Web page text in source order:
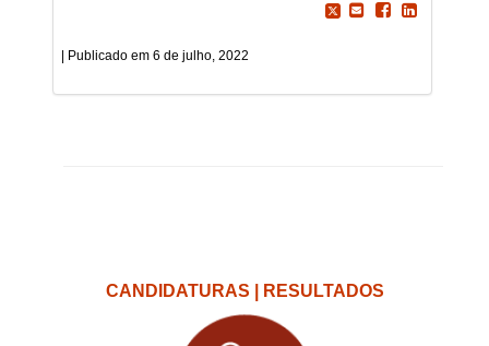
6 de julho, 2022
CANDIDATURAS | RESULTADOS